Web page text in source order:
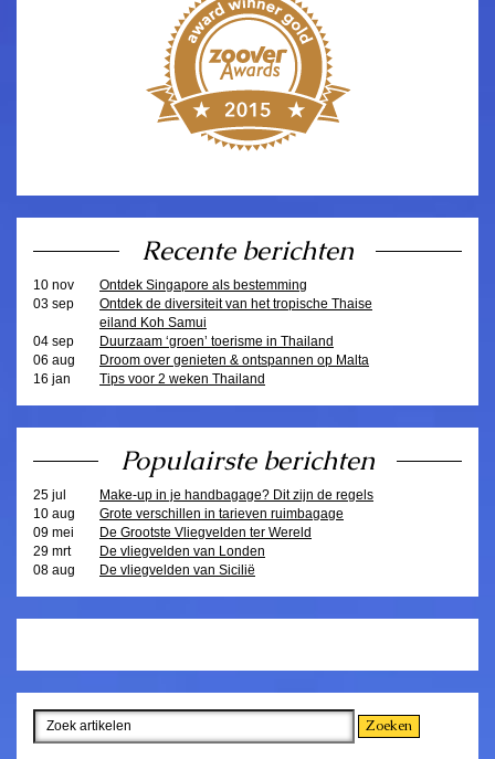
Recente berichten
10 nov
Ontdek Singapore als bestemming
03 sep
Ontdek de diversiteit van het tropische Thaise
eiland Koh Samui
04 sep
Duurzaam ‘groen’ toerisme in Thailand
06 aug
Droom over genieten & ontspannen op Malta
16 jan
Tips voor 2 weken Thailand
Populairste berichten
25 jul
Make-up in je handbagage? Dit zijn de regels
10 aug
Grote verschillen in tarieven ruimbagage
09 mei
De Grootste Vliegvelden ter Wereld
29 mrt
De vliegvelden van Londen
08 aug
De vliegvelden van Sicilië